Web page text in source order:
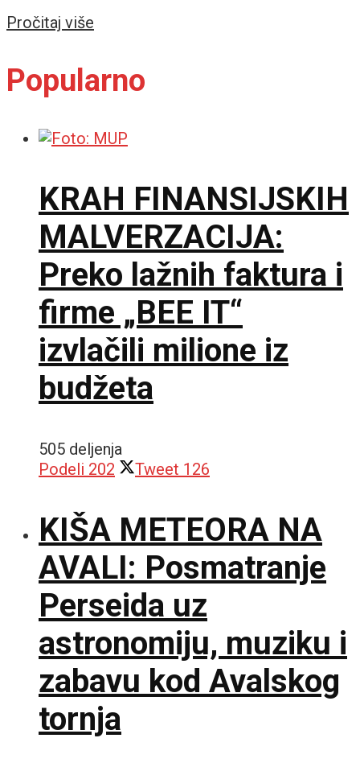
Pročitaj više
Popularno
KRAH FINANSIJSKIH
MALVERZACIJA:
Preko lažnih faktura i
firme „BEE IT“
izvlačili milione iz
budžeta
505 deljenja
Podeli 202 Tweet 126
KIŠA METEORA NA
AVALI: Posmatranje
Perseida uz
astronomiju, muziku i
zabavu kod Avalskog
tornja